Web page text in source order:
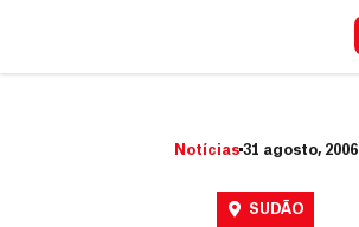
Notícias 31 agosto, 2006
SUDÃO
a
r